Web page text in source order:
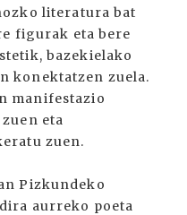
literatura bat
figurak eta bere
bazekielako
konektatzen zuela.
manifestazio
eta
zuen.
Pizkundeko
aurreko poeta